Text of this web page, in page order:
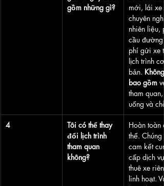
gồm những gì?
mới, lái xe
chuyên
nhiên liệu,
cầu đường
phí gửi xe
lịch trình cơ
bản. Không
bao gồm vé
tham quan,
uống và
4
Tôi có thể thay
đổi lịch trình
tham quan
không?
Hoàn toàn
thể. Chúng
cam kết
cấp dịch vụ
thuê xe
linh hoạt.